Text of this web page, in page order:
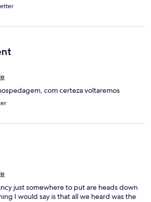
com certeza voltaremos
just somewhere to put are heads down
I would say is that all we heard was the